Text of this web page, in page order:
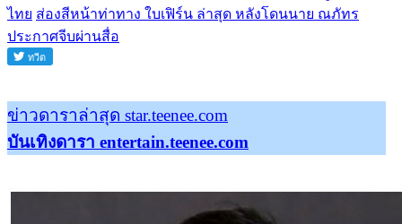
ไทย ส่องสีหน้าท่าทาง ใบเฟิร์น ล่าสุด หลังโดนนาย ณภัทร
ประกาศจีบผ่านสื่อ
ข่าวดาราล่าสุด star.teenee.com
บันเทิงดารา entertain.teenee.com